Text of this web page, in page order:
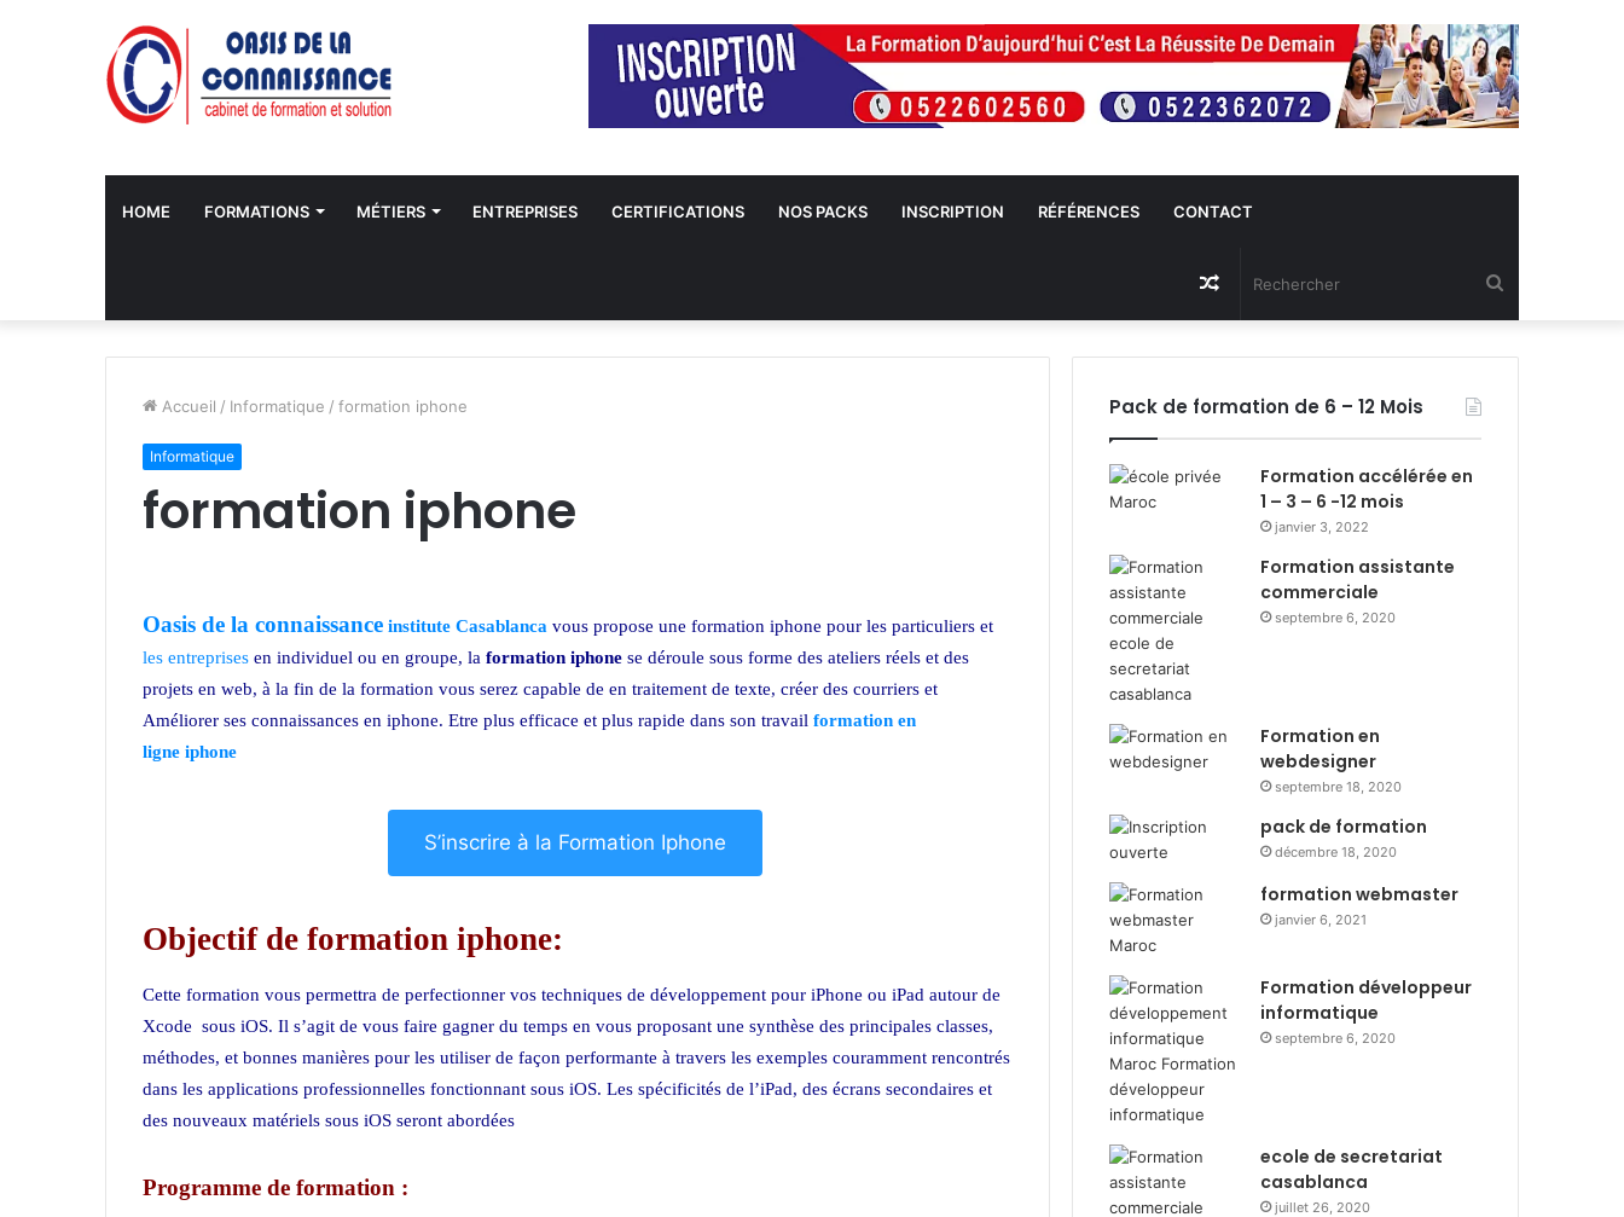
HOME FORMATIONS MÉTIERS ENTREPRISES CERTIFICATIONS NOS PACKS INSCRIPTION RÉFÉRENCES CONTACT
Article
Aléatoire
Accueil / Informatique / formation iphone
Informatique
formation iphone
Oasis de la connaissance institute Casablanca vous propose une formation iphone pour les particuliers et
les entreprises en individuel ou en groupe, la formation iphone se déroule sous forme des ateliers réels et des
projets en web, à la fin de la formation vous serez capable de en traitement de texte, créer des courriers et
Améliorer ses connaissances en iphone. Etre plus efficace et plus rapide dans son travail formation en
ligne iphone
S’inscrire à la Formation Iphone
Objectif de formation iphone:
Cette formation vous permettra de perfectionner vos techniques de développement pour iPhone ou iPad autour de
Xcode sous iOS. Il s’agit de vous faire gagner du temps en vous proposant une synthèse des principales classes,
méthodes, et bonnes manières pour les utiliser de façon performante à travers les exemples couramment rencontrés
dans les applications professionnelles fonctionnant sous iOS. Les spécificités de l’iPad, des écrans secondaires et
des nouveaux matériels sous iOS seront abordées
Programme de formation :
Pack de formation de 6 – 12 Mois
Formation accélérée en
1 – 3 – 6 -12 mois
janvier 3, 2022
Formation assistante
commerciale
septembre 6, 2020
Formation en
webdesigner
septembre 18, 2020
pack de formation
décembre 18, 2020
formation webmaster
janvier 6, 2021
Formation développeur
informatique
septembre 6, 2020
ecole de secretariat
casablanca
juillet 26, 2020